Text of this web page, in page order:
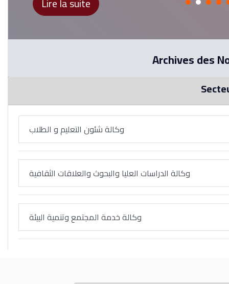
Archives des
وكالة شئون التعليم و الطلاب
وكالة الدراسات العليا والبحوث والعلاقات الثقافية
وكالة خدمة المجتمع وتنمية البيئة